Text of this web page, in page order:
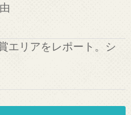
エリアをレポート。シ